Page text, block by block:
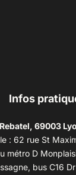
Infos
69003
: 62 rue St
métro D
bus C16